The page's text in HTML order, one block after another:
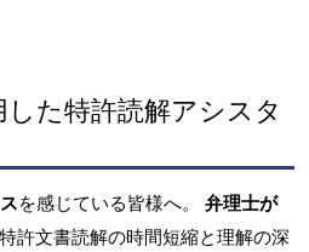
た特許読解アシスタ
を感じている皆様へ。 弁理士が
許文書読解の時間短縮と理解の深